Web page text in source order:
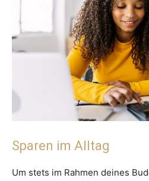
Sparen im Alltag
Um stets im Rahmen deines